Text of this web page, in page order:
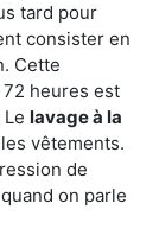
tard pour
consister en
Cette
heures est
lavage à la
vêtements.
de
on parle